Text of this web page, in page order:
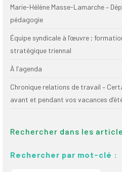
Marie-Hélène Masse-Lamarche –
pédagogie
Équipe syndicale à l’œuvre ;
stratégique triennal
À l’agenda
Chronique relations de travail –
avant et pendant vos vacances
Rechercher dans les
Rechercher par mot-clé :